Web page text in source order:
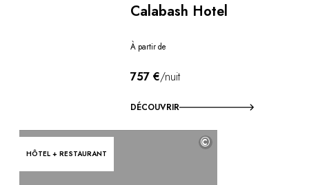
Calabash Hotel
À partir de
757 €/nuit
DÉCOUVRIR
HÔTEL + RESTAURANT
©